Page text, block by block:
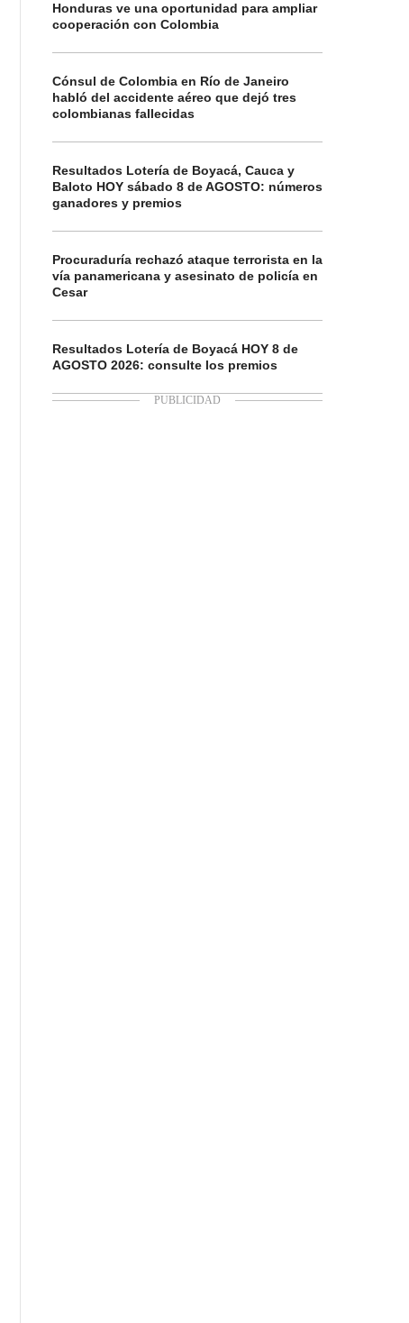
Honduras ve una oportunidad para ampliar
cooperación con Colombia
Cónsul de Colombia en Río de Janeiro
habló del accidente aéreo que dejó tres
colombianas fallecidas
Resultados Lotería de Boyacá, Cauca y
Baloto HOY sábado 8 de AGOSTO: números
ganadores y premios
Procuraduría rechazó ataque terrorista en la
vía panamericana y asesinato de policía en
Cesar
Resultados Lotería de Boyacá HOY 8 de
AGOSTO 2026: consulte los premios